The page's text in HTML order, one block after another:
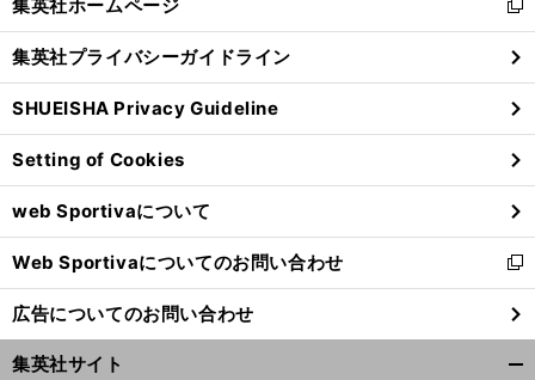
ジ
。
閉
る
集英社ホームページ
新
し
い
ウ
ィ
ン
ド
ウ
で
開
く
集英社プライバシーガイドライン
SHUEISHA Privacy Guideline
Setting of Cookies
web Sportivaについて
Web Sportivaについてのお問い合わせ
新
し
い
ウ
ィ
広告についてのお問い合わせ
集英社サイト